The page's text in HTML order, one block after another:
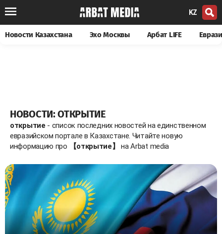
KZ
Новости Казахстана Эхо Москвы Арбат LIFE
НОВОСТИ: ОТКРЫТИЕ
открытие - список последних новостей на единственном
евразийском портале в Казахстане. Читайте новую
информацию про
【открытие】 на Arbat media